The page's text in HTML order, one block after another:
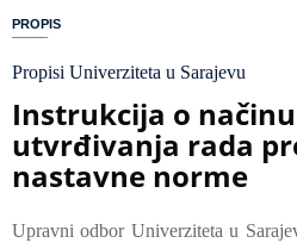
here
PROPIS
Propisi Univerziteta u Sarajevu
Instrukcija o
utvrđivanja rada
nastavne norme
Upravni odbor Univerziteta u